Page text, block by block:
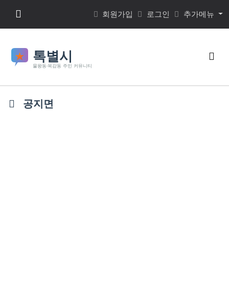
메뉴 버튼 회원가입 로그인 추가메뉴
검
공지면